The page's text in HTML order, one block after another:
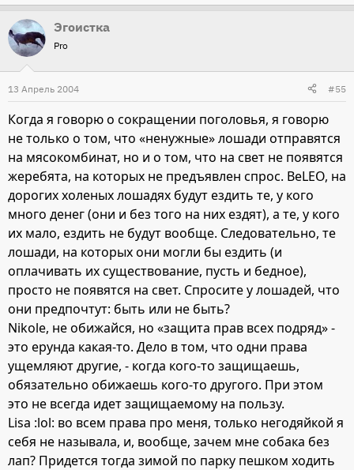
Эгоистка
Pro
13 Апрель 2004 #55
Когда я говорю о сокращении поголовья, я говорю
не только о том, что «ненужные» лошади отправятся
на мясокомбинат, но и о том, что на свет не появятся
жеребята, на которых не предъявлен спрос. BeLEO, на
дорогих холеных лошадях будут ездить те, у кого
много денег (они и без того на них ездят), а те, у кого
их мало, ездить не будут вообще. Следовательно, те
лошади, на которых они могли бы ездить (и
оплачивать их существование, пусть и бедное),
просто не появятся на свет. Спросите у лошадей, что
они предпочтут: быть или не быть?
Nikole, не обижайся, но «защита прав всех подряд» -
это ерунда какая-то. Дело в том, что одни права
ущемляют другие, - когда кого-то защищаешь,
обязательно обижаешь кого-то другого. При этом
это не всегда идет защищаемому на пользу.
Lisa :lol: во всем права про меня, только негодяйкой я
себя не называла, и, вообще, зачем мне собака без
лап? Придется тогда зимой по парку пешком ходить